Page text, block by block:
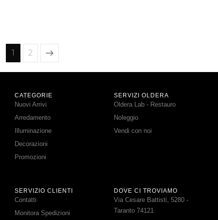
1 2
CATEGORIE
Nuovi Arrivi
Arredamento
Illuminazione
Decorazioni
Promozioni
SERVIZI OLDERA
Oldera Lab - Restauro
Noleggio
Vendi con noi
SERVIZIO CLIENTI
Contatti
Monitora Spedizioni
DOVE CI TROVIAMO
Via Cesare Battisti, 5280 -
Taranto 74121